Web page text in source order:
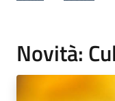
Novità: